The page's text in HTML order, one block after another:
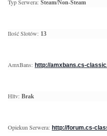
Typ Serwera: Steam/Non-Steam
Ilość Slotów: 13
AmxBans: http://amxbans.cs-
Hltv: Brak
Opiekun Serwera: http://forum.cs-